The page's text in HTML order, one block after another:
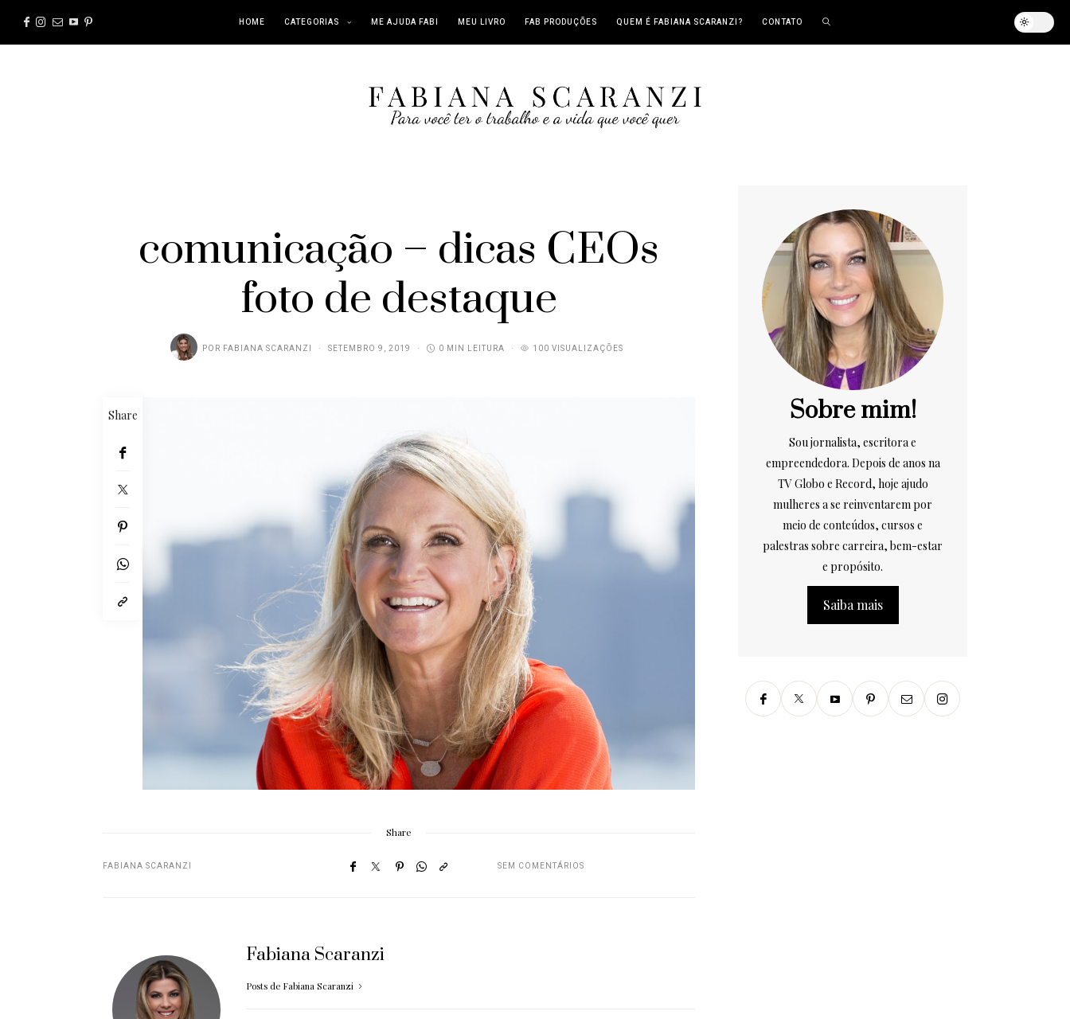
HOME CATEGORIAS ME AJUDA FABI MEU LIVRO FAB PRODUÇÕES QUEM É FABIANA SCARANZI? CONTATO
comunicação – dicas CEOs
foto de destaque
POR FABIANA SCARANZI SETEMBRO 9, 2019 0 MIN LEITURA 100 VISUALIZAÇÕES
Share
Share
FABIANA SCARANZI SEM COMENTÁRIOS
Fabiana Scaranzi
Posts de Fabiana Scaranzi
Sobre mim!
Sou jornalista, escritora e
empreendedora. Depois de anos na
TV Globo e Record, hoje ajudo
mulheres a se reinventarem por
meio de conteúdos, cursos e
palestras sobre carreira, bem-estar
e propósito.
Saiba mais